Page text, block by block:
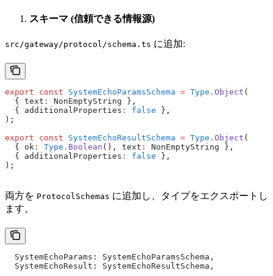
スキーマ (信頼できる情報源)
src/gateway/protocol/schema.ts に追加:
export const SystemEchoParamsSchema = Type .Object (
  { text
: NonEmptyString } ,
  { additionalProperties
: false } ,
);
export const SystemEchoResultSchema = Type .Object (
  { ok
: Type .Boolean () , text : NonEmptyString } ,
  { additionalProperties
: false } ,
);
両方を ProtocolSchemas に追加し、タイプをエクスポートし
ます。
  SystemEchoParams
: SystemEchoParamsSchema ,
  SystemEchoResult
: SystemEchoResultSchema ,